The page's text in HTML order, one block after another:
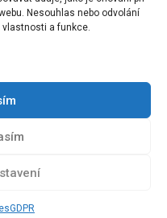
Nesouhlas nebo odvolání
a funkce.
GDPR
zakázáno.